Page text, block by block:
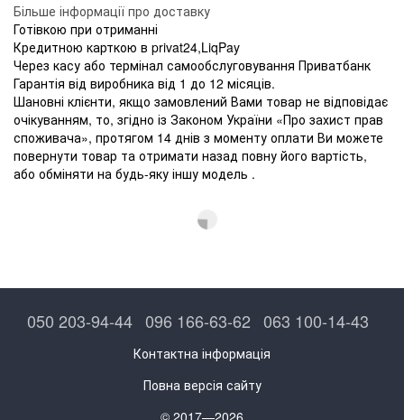
Більше інформації про доставку
Готівкою при отриманні
Кредитною карткою в privat24,LiqPay
Через касу або термінал самообслуговування Приватбанк
Гарантія від виробника від 1 до 12 місяців.
Шановні клієнти, якщо замовлений Вами товар не відповідає
очікуванням, то, згідно із Законом України «Про захист прав
споживача», протягом 14 днів з моменту оплати Ви можете
повернути товар та отримати назад повну його вартість,
або обміняти на будь-яку іншу модель .
050 203-94-44 096 166-63-62 063 100-14-43
Контактна інформація
Повна версія сайту
© 2017—2026